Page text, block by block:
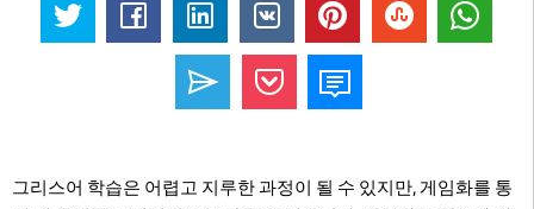
그리스어 학습은 어렵고 지루한 과정이 될 수 있지만, 게임화를 통